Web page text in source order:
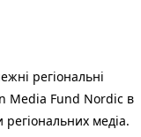
регіональні
Media Fund Nordic в
регіональних медіа.